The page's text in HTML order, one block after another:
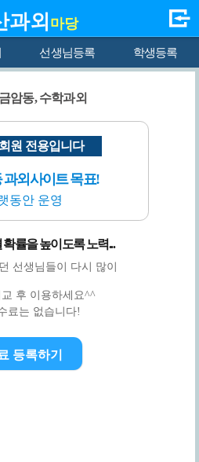
과외 마당
선생님등록 학생등록
암동, 수학과외
원 전용입니다
과외사이트 목표!
동안 운영
률을 높이도록 노력...
선생님들이 다시 많이
후 이용하세요^^
료는 없습니다!
등록하기